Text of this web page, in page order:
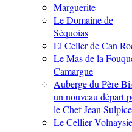
Marguerite
Le Domaine de
Séquoias
El Celler de Can
Le Mas de la
Camargue
Auberge du Père
un nouveau départ
le Chef Jean Sulpice
Le Cellier